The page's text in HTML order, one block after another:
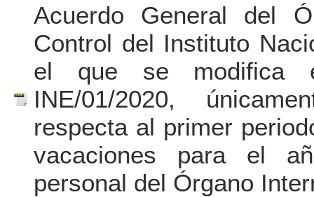
Acuerdo General del
Control del Instituto
el que se modifica
INE/01/2020,
respecta al primer
vacaciones para el
personal del Órgano